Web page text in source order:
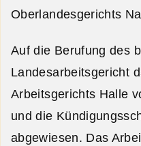
Oberlandesgerichts
Auf die Berufung des
Landesarbeitsgericht
Arbeitsgerichts Halle
und die
abgewiesen. Das